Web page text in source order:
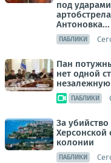
под
Антоновка...
ПАБЛИКИ
Пан
нет одной
незалежную
ПАБЛИКИ
За
Херсонской
колонии
ПАБЛИКИ